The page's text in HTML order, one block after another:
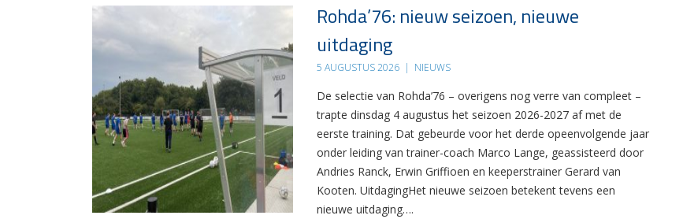
Rohda’76: nieuw seizoen, nieuwe
uitdaging
5 AUGUSTUS 2026 | NIEUWS
De selectie van Rohda’76 – overigens nog verre van compleet –
trapte dinsdag 4 augustus het seizoen 2026-2027 af met de
eerste training. Dat gebeurde voor het derde opeenvolgende jaar
onder leiding van trainer-coach Marco Lange, geassisteerd door
Andries Ranck, Erwin Griffioen en keeperstrainer Gerard van
Kooten. UitdagingHet nieuwe seizoen betekent tevens een
nieuwe uitdaging….